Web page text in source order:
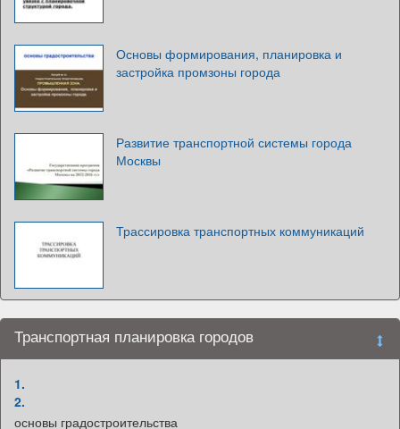
Основы формирования, планировка и
застройка промзоны города
Развитие транспортной системы города
Москвы
Трассировка транспортных коммуникаций
Транспортная планировка городов
1.
2.
основы градостроительства